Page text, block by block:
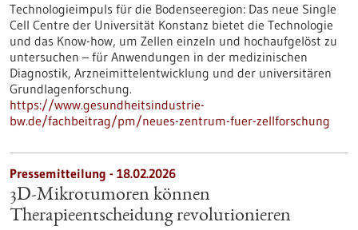
Technologieimpuls für die Bodenseeregion: Das neue Single
Cell Centre der Universität Konstanz bietet die Technologie
und das Know-how, um Zellen einzeln und hochaufgelöst zu
untersuchen – für Anwendungen in der medizinischen
Diagnostik, Arzneimittelentwicklung und der universitären
Grundlagenforschung.
https://www.gesundheitsindustrie-
bw.de/fachbeitrag/pm/neues-zentrum-fuer-zellforschung
Pressemitteilung - 18.02.2026
3D-Mikrotumoren können
Therapieentscheidung revolutionieren